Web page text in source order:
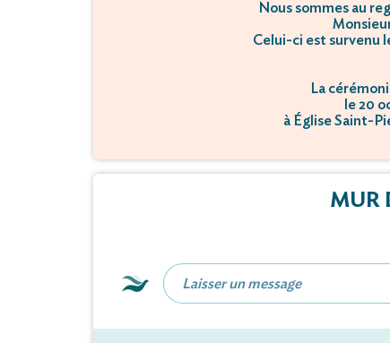
Nous sommes au
Celui-ci est survenu
La
le 20
à Église Saint-
MUR